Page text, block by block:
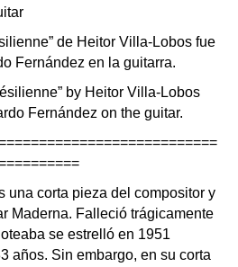
de Heitor Villa-Lobos fue
Fernández en la guitarra.
by Heitor Villa-Lobos
Fernández on the guitar.
una corta pieza del compositor y
Maderna. Falleció trágicamente
se estrelló en 1951
años. Sin embargo, en su corta